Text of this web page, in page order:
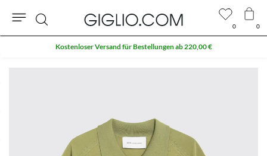
0 0
Suche
Kostenloser Versand für Bestellungen ab 220,00 €